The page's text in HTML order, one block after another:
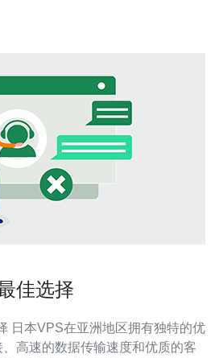
佳选择
优
高速的数据传输速度和优质的客